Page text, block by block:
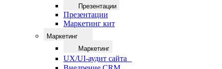
Презентации
Презентации
Маркетинг кит
Маркетинг
Маркетинг
UX/UI-аудит сайта